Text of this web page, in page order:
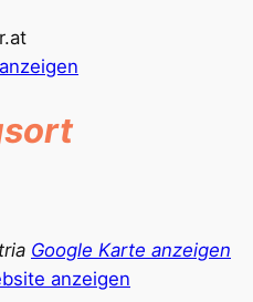
Google Karte anzeigen
anzeigen